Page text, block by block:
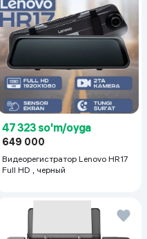
47 323 so'm/oyga
649 000
Видеорегистратор Lenovo HR17
Full HD , черный